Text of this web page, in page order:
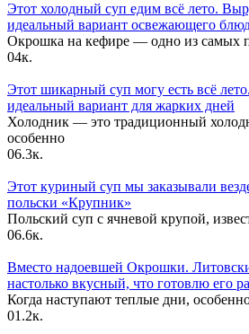
Этот холодный суп едим всё лето.
идеальный вариант освежающего
Окрошка на кефире — одно из самых
04к.
Этот шикарный суп могу есть всё
идеальный вариант для жарких дней
Холодник — это традиционный
особенно
06.3к.
Этот куриный суп мы заказывали
польски «Крупник»
Польский суп с ячневой крупой,
06.6к.
Вместо надоевшей Окрошки.
настолько вкусный, что готовлю его
Когда наступают теплые дни,
01.2к.